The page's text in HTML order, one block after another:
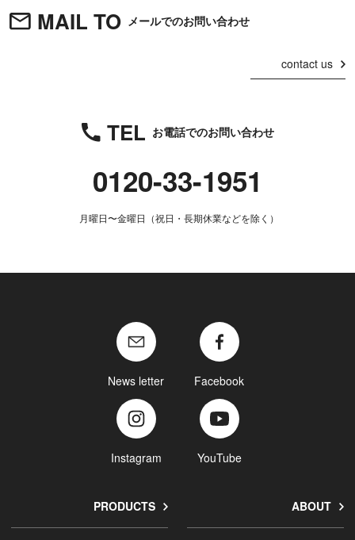
MAIL TO メールでのお問い合わせ
contact us
TEL お電話でのお問い合わせ
0120-33-1951
月曜日〜金曜日（祝日・長期休業などを除く）
News letter Facebook
Instagram YouTube
PRODUCTS ABOUT